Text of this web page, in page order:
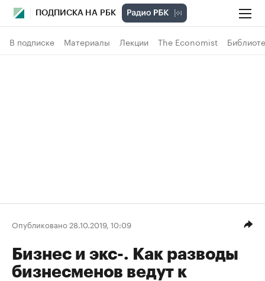
ПОДПИСКА НА РБК
В подписке Материалы Лекции The Economist
Опубликовано 28.10.2019, 10:09
Бизнес и экс-. Как разводы
бизнесменов ведут к